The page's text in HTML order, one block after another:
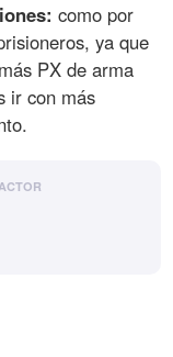
como por
ya que
PX de arma
ir con más